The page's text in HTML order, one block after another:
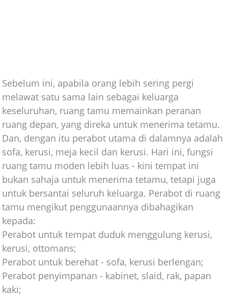
Sebelum ini, apabila orang lebih sering pergi
melawat satu sama lain sebagai keluarga
keseluruhan, ruang tamu memainkan peranan
ruang depan, yang direka untuk menerima tetamu.
Dan, dengan itu perabot utama di dalamnya adalah
sofa, kerusi, meja kecil dan kerusi. Hari ini, fungsi
ruang tamu moden lebih luas - kini tempat ini
bukan sahaja untuk menerima tetamu, tetapi juga
untuk bersantai seluruh keluarga. Perabot di ruang
tamu mengikut penggunaannya dibahagikan
kepada:
Perabot untuk tempat duduk menggulung kerusi,
kerusi, ottomans;
Perabot untuk berehat - sofa, kerusi berlengan;
Perabot penyimpanan - kabinet, slaid, rak, papan
kaki;